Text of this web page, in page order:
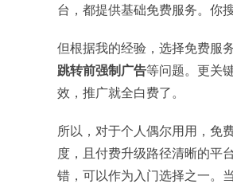
台，都提供基础免费服务。你
但根据我的经验，选择免费服
跳转前强制广告等问题。更关
效，推广就全白费了。
所以，对于个人偶尔用用，免
度，且付费升级路径清晰的平
错，可以作为入门选择之一。